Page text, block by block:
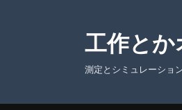
工作と
測定とシミュレーショ